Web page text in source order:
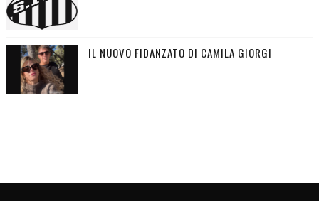
IL NUOVO FIDANZATO DI CAMILA GIORGI